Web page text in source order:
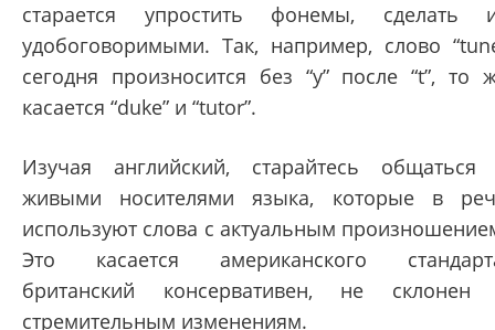
старается упростить фонемы, сделать
удобоговоримыми. Так, например, слово
сегодня произносится без “y” после “t”, то
касается “duke” и “tutor”.
Изучая английский, старайтесь общаться
живыми носителями языка, которые в
используют слова с актуальным
Это касается американского
британский консервативен, не склонен
стремительным изменениям.